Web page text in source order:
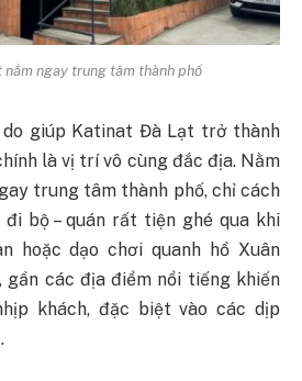
ngay trung tâm thành phố
giúp Katinat Đà Lạt trở thành
là vị trí vô cùng đắc địa. Nằm
trung tâm thành phố, chỉ cách
bộ – quán rất tiện ghé qua khi
hoặc dạo chơi quanh hồ Xuân
gần các địa điểm nổi tiếng khiến
khách, đặc biệt vào các dịp